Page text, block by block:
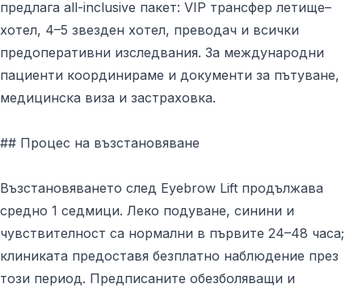
предлага all-inclusive пакет: VIP трансфер летище–
хотел, 4–5 звезден хотел, преводач и всички
предоперативни изследвания. За международни
пациенти координираме и документи за пътуване,
медицинска виза и застраховка.
## Процес на възстановяване
Възстановяването след Eyebrow Lift продължава
средно 1 седмици. Леко подуване, синини и
чувствителност са нормални в първите 24–48 часа;
клиниката предоставя безплатно наблюдение през
този период. Предписаните обезболяващи и